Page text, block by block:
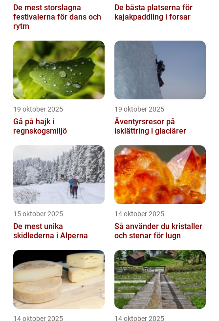
De mest storslagna
festivalerna för dans och
rytm
De bästa platserna för
kajakpaddling i forsar
19 oktober 2025
Gå på hajk i
regnskogsmiljö
19 oktober 2025
Äventyrsresor på
isklättring i glaciärer
15 oktober 2025
De mest unika
skidlederna i Alperna
14 oktober 2025
Så använder du kristaller
och stenar för lugn
14 oktober 2025 14 oktober 2025